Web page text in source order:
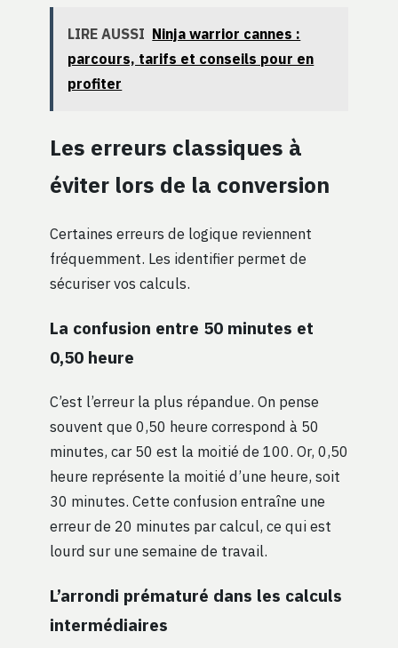
LIRE AUSSI Ninja warrior cannes :
parcours, tarifs et conseils pour en
profiter
Les erreurs classiques à
éviter lors de la conversion
Certaines erreurs de logique reviennent
fréquemment. Les identifier permet de
sécuriser vos calculs.
La confusion entre 50 minutes et
0,50 heure
C’est l’erreur la plus répandue. On pense
souvent que 0,50 heure correspond à 50
minutes, car 50 est la moitié de 100. Or, 0,50
heure représente la moitié d’une heure, soit
30 minutes. Cette confusion entraîne une
erreur de 20 minutes par calcul, ce qui est
lourd sur une semaine de travail.
L’arrondi prématuré dans les calculs
intermédiaires